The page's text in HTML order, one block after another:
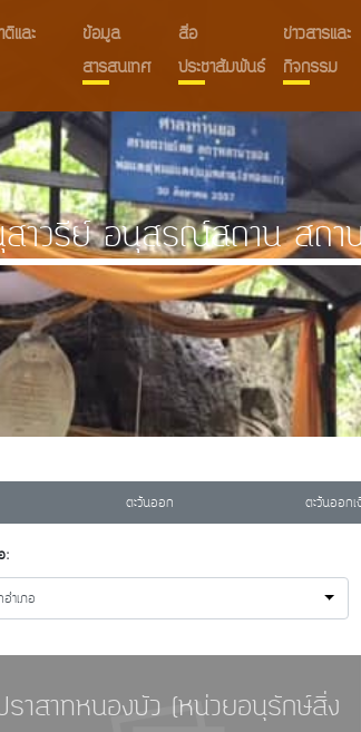
และ
ข้อมูล
สารสนเทศ
สื่อ
ประชาสัมพันธ์
ข่าวสารและ
กิจกรรม
าวรีย์ อนุสรณ์สถาน สถา
ตะวันออก ตะวันออก
:
ำเภอ
ราสาทหนองบัว (หน่วยอนุรักษ์สิ่ง